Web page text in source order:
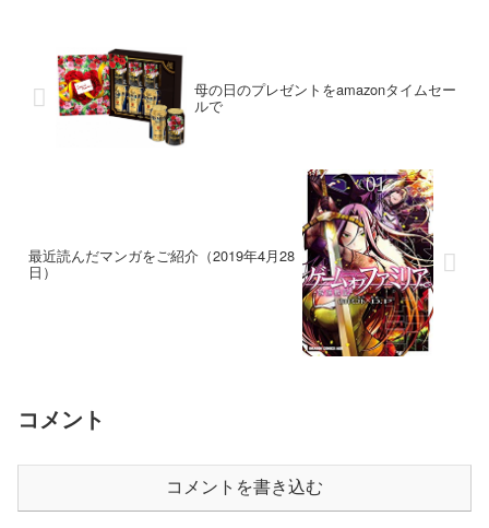
母の日のプレゼントをamazonタイムセー
ルで
最近読んだマンガをご紹介（2019年4月28
日）
コメント
コメントを書き込む